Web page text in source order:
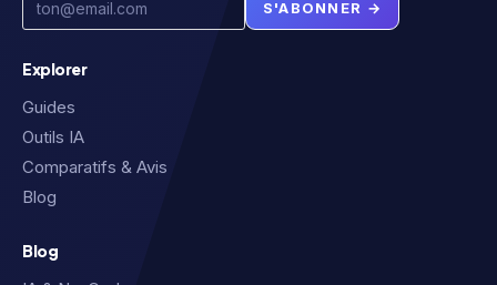
S'ABONNER →
Explorer
Guides
Outils IA
Comparatifs & Avis
Blog
Blog